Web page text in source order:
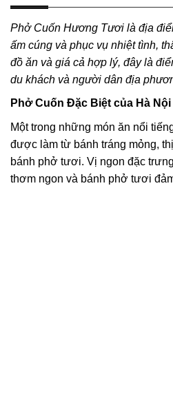
Phở Cuốn Hương Tươi là địa
ấm cúng và phục vụ nhiệt tình,
đồ ăn và giá cả hợp lý, đây là
du khách và người dân địa
Phở Cuốn Đặc Biệt của Hà Nội
Một trong những món ăn nổi
được làm từ bánh tráng mỏng,
bánh phở tươi. Vị ngon đặc
thơm ngon và bánh phở tươi